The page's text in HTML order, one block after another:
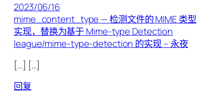
2023/06/16
mime_content_type — 检测文件的 MIME 类型
实现，替换为基于 Mime-type Detection
league/mime-type-detection 的实现 – 永夜
[…] […]
回复